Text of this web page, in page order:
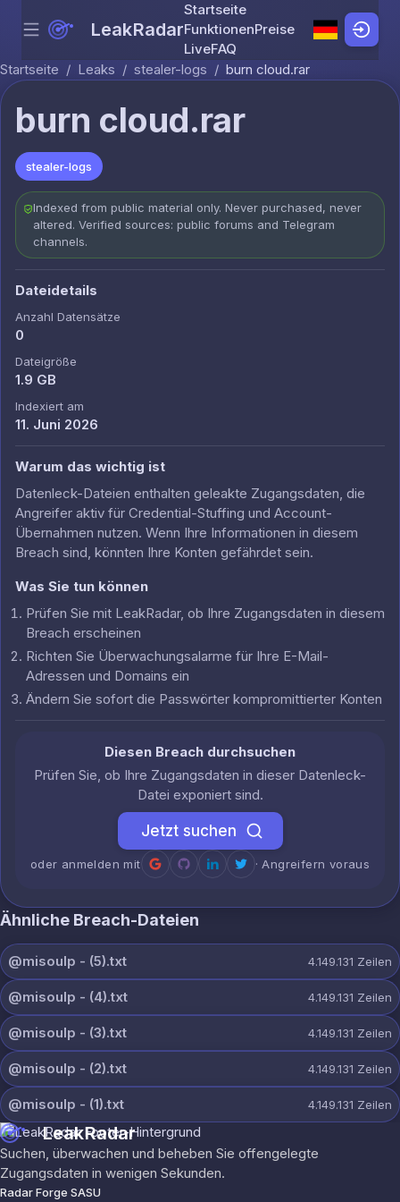
Skip to content
Menu LeakRadar
Startseite
FunktionenPreise
LiveFAQ
Startseite / Leaks / stealer-logs / burn cloud.rar
burn cloud.rar
stealer-logs
Indexed from public material only. Never purchased, never
altered. Verified sources: public forums and Telegram
channels.
Dateidetails
Anzahl Datensätze
0
Dateigröße
1.9 GB
Indexiert am
11. Juni 2026
Warum das wichtig ist
Datenleck-Dateien enthalten geleakte Zugangsdaten, die
Angreifer aktiv für Credential-Stuffing und Account-
Übernahmen nutzen. Wenn Ihre Informationen in diesem
Breach sind, könnten Ihre Konten gefährdet sein.
Was Sie tun können
Prüfen Sie mit LeakRadar, ob Ihre Zugangsdaten in diesem
Breach erscheinen
Richten Sie Überwachungsalarme für Ihre E-Mail-
Adressen und Domains ein
Ändern Sie sofort die Passwörter kompromittierter Konten
Diesen Breach durchsuchen
Prüfen Sie, ob Ihre Zugangsdaten in dieser Datenleck-
Datei exponiert sind.
Jetzt suchen
oder anmelden mit · Angreifern voraus
Ähnliche Breach-Dateien
@misoulp - (5).txt 4.149.131 Zeilen
@misoulp - (4).txt 4.149.131 Zeilen
@misoulp - (3).txt 4.149.131 Zeilen
@misoulp - (2).txt 4.149.131 Zeilen
@misoulp - (1).txt 4.149.131 Zeilen
LeakRadar
Suchen, überwachen und beheben Sie offengelegte
Zugangsdaten in wenigen Sekunden.
Radar Forge SASU